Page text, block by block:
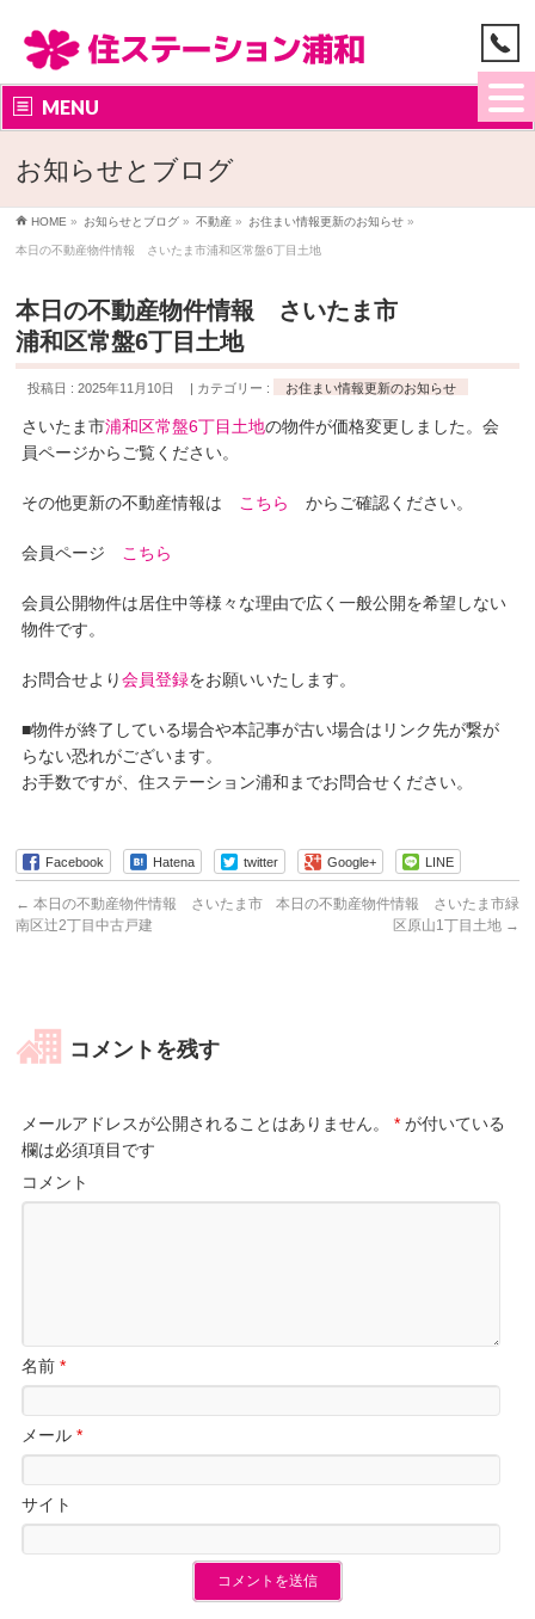
MENU
お知らせとブログ
HOME » お知らせとブログ » 不動産 » お住まい情報更新のお知らせ »
本日の不動産物件情報 さいたま市浦和区常盤6丁目土地
本日の不動産物件情報 さいたま市
浦和区常盤6丁目土地
投稿日 : 2025年11月10日 カテゴリー : お住まい情報更新のお知らせ
さいたま市浦和区常盤6丁目土地の物件が価格変更しました。会
員ページからご覧ください。
その他更新の不動産情報は こちら からご確認ください。
会員ページ こちら
会員公開物件は居住中等様々な理由で広く一般公開を希望しない
物件です。
お問合せより会員登録をお願いいたします。
■物件が終了している場合や本記事が古い場合はリンク先が繋が
らない恐れがございます。
お手数ですが、住ステーション浦和までお問合せください。
Facebook Hatena twitter Google+ LINE
← 本日の不動産物件情報 さいたま市
南区辻2丁目中古戸建
本日の不動産物件情報 さいたま市緑
区原山1丁目土地 →
コメントを残す
メールアドレスが公開されることはありません。 * が付いている
欄は必須項目です
コメント
名前*
メール*
サイト